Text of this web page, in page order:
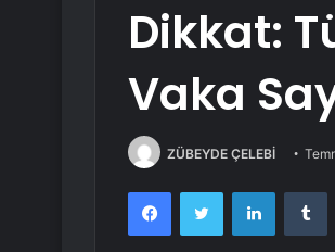
Dikkat:
Vaka
ZÜBEYDE ÇELEBİ
FacebookTwitter LinkedIn